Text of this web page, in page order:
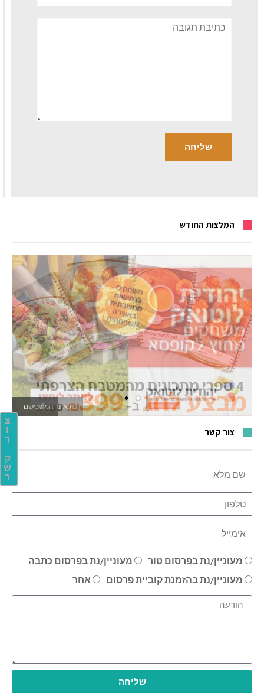
צ
ו
ר
ק
ש
ר
תגובה
המלצות החודש
לאתר המשחקים
צור קשר
מעוניין/נת בפרסום טור
מעוניין/נת בפרסום כתבה
מעוניין/נת בהזמנת קוביית פרסום
אחר
שליחה